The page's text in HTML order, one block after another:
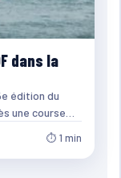
dans la
édition du
une course…
⏱ 1 min